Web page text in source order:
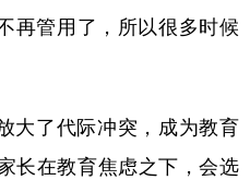
再管用了，所以很多时候
了代际冲突，成为教育
长在教育焦虑之下，会选